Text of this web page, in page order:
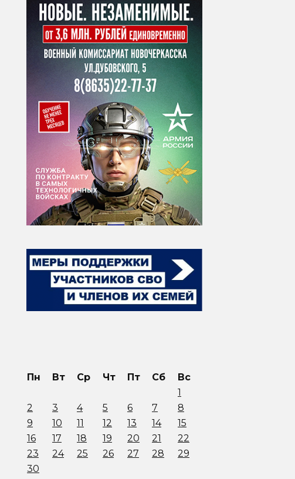
Пн Вт Ср Чт Пт Сб
Вс
1
2
3 4 5 6 7
8
9
10 11 12 13 14
15
16
17 18 19 20 21
22
23
24 25 26 27 28
29
30